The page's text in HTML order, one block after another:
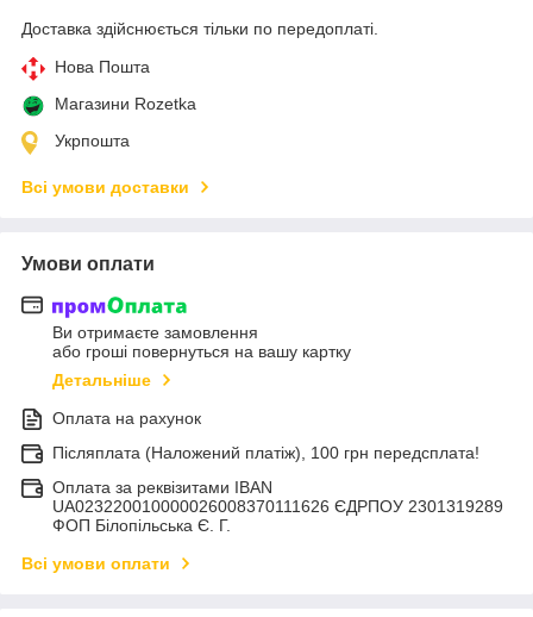
Доставка здійснюється тільки по передоплаті.
Нова Пошта
Магазини Rozetka
Укрпошта
Всі умови доставки
Умови оплати
Ви отримаєте замовлення
або гроші повернуться на вашу картку
Детальніше
Оплата на рахунок
Післяплата (Наложений платіж), 100 грн передсплата!
Оплата за реквізитами IBAN
UA023220010000026008370111626 ЄДРПОУ 2301319289
ФОП Білопільська Є. Г.
Всі умови оплати